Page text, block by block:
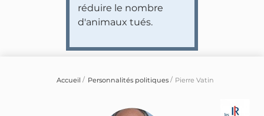
réduire le nombre
d'animaux tués.
Accueil Personnalités politiques Pierre Vatin